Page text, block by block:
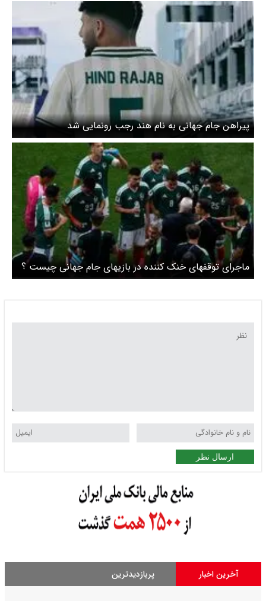
پیراهن جام جهانی به نام هند رجب رونمایی شد
ماجرای توقفهای خنک کننده در بازیهای جام جهانی چیست ؟
واکنش تماشاگران چه بود ؟
ارسال نظر
آخرین اخبار پربازدیدترین